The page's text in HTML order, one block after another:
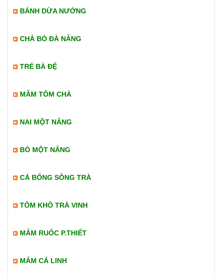
BÁNH DỪA NƯỚNG
CHẢ BÒ ĐÀ NẴNG
TRÉ BÀ ĐỆ
MẮM TÔM CHÀ
NAI MỘT NẮNG
BÒ MỘT NẮNG
CÁ BỐNG SÔNG TRÀ
TÔM KHÔ TRÀ VINH
MẮM RUỐC P.THIẾT
MẮM CÁ LINH